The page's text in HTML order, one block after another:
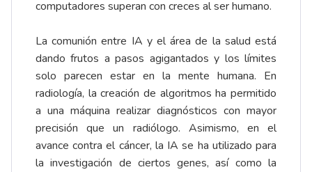
computadores superan con creces al ser humano.
La comunión entre IA y el área de la salud está
dando frutos a pasos agigantados y los límites
solo parecen estar en la mente humana. En
radiología, la creación de algoritmos ha permitido
a una máquina realizar diagnósticos con mayor
precisión que un radiólogo. Asimismo, en el
avance contra el cáncer, la IA se ha utilizado para
la investigación de ciertos genes, así como la